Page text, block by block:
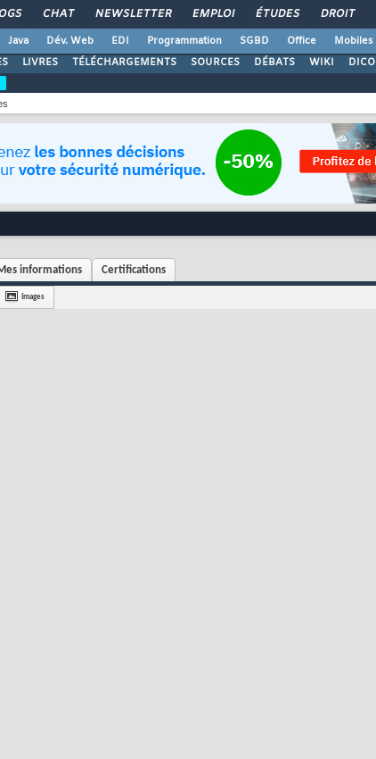
CHAT NEWSLETTER EMPLOI ÉTUDES DROIT
Java Dév. Web EDI Programmation SGBD Office Mobiles
LIVRES TÉLÉCHARGEMENTS SOURCES DÉBATS WIKI DICO
informations Certifications
Images